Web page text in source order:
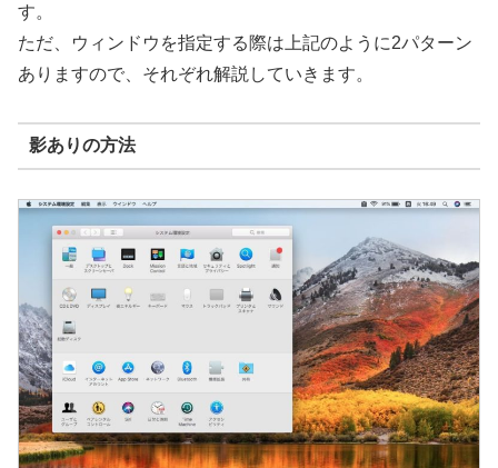
す。
ただ、ウィンドウを指定する際は上記のように2パターン
ありますので、それぞれ解説していきます。
影ありの方法